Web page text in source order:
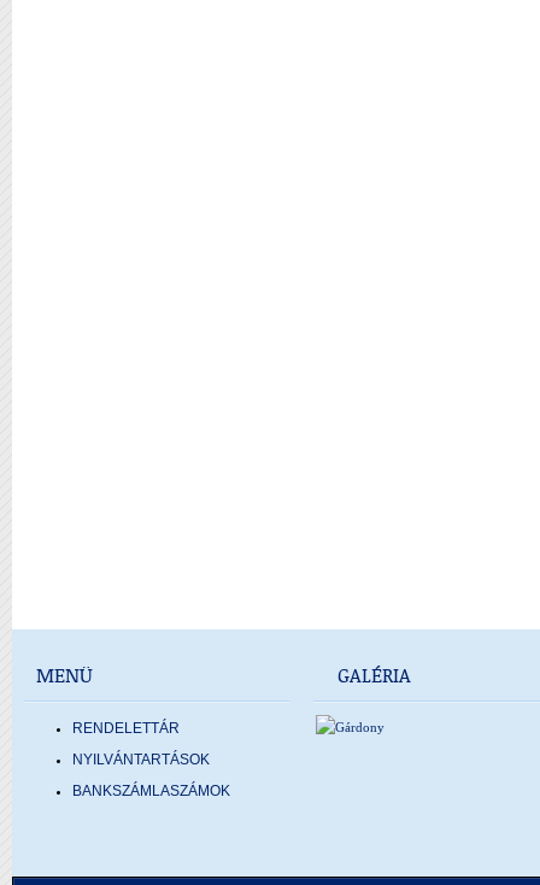
MENÜ
RENDELETTÁR
NYILVÁNTARTÁSOK
BANKSZÁMLASZÁMOK
GALÉRIA